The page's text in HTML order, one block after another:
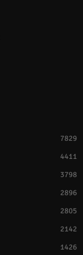
7829
4411
3798
2896
2805
2142
1426